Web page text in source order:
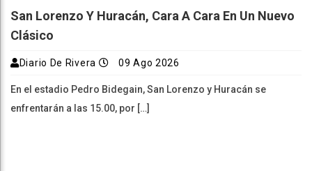
San Lorenzo Y Huracán, Cara A Cara En Un Nuevo
Clásico
Diario De Rivera 09 Ago 2026
En el estadio Pedro Bidegain, San Lorenzo y Huracán se
enfrentarán a las 15.00, por […]